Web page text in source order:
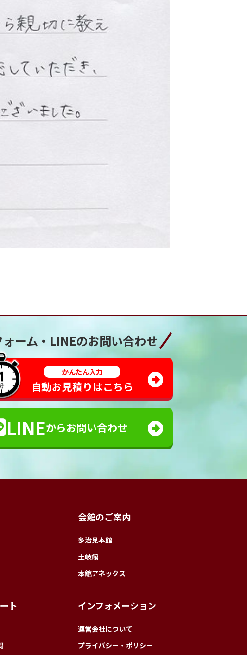
ォーム・LINEのお問い合わせ
かんたん入力
自動お見積りはこちら
LINEからお問い合わせ
会館のご案内
多治見本館
土岐館
本館アネックス
ト インフォメーション
運営会社について
プライバシー・ポリシー